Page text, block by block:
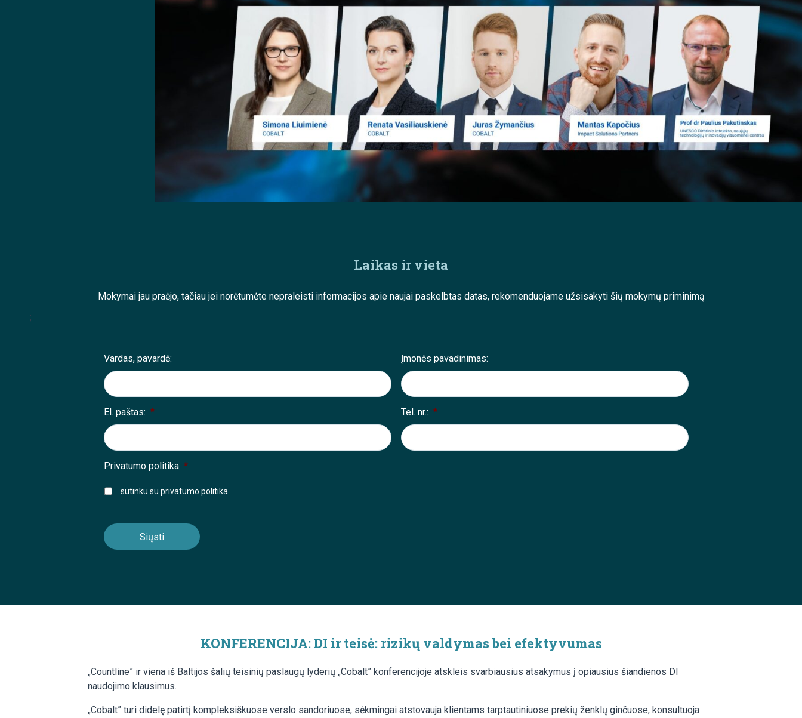
Laikas ir vieta
Mokymai jau praėjo, tačiau jei norėtumėte nepraleisti informacijos apie naujai paskelbtas datas, rekomenduojame užsisakyti šių mokymų priminimą
;
Vardas, pavardė: Įmonės pavadinimas:
El. paštas: * Tel. nr.: *
Privatumo politika *
sutinku suprivatumo politika
KONFERENCIJA: DI ir teisė: rizikų valdymas bei efektyvumas
„Countline” ir viena iš Baltijos šalių teisinių paslaugų lyderių „Cobalt” konferencijoje atskleis svarbiausius atsakymus į opiausius šiandienos DI
naudojimo klausimus.
„Cobalt” turi didelę patirtį kompleksiškuose verslo sandoriuose, sėkmingai atstovauja klientams tarptautiniuose prekių ženklų ginčuose, konsultuoja